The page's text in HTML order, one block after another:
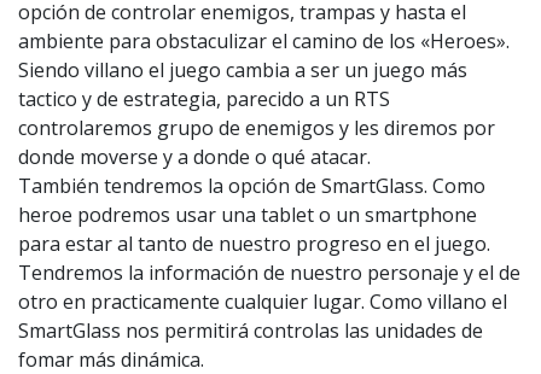
opción de controlar enemigos, trampas y hasta el
ambiente para obstaculizar el camino de los «Heroes».
Siendo villano el juego cambia a ser un juego más
tactico y de estrategia, parecido a un RTS
controlaremos grupo de enemigos y les diremos por
donde moverse y a donde o qué atacar.
También tendremos la opción de SmartGlass. Como
heroe podremos usar una tablet o un smartphone
para estar al tanto de nuestro progreso en el juego.
Tendremos la información de nuestro personaje y el de
otro en practicamente cualquier lugar. Como villano el
SmartGlass nos permitirá controlas las unidades de
fomar más dinámica.